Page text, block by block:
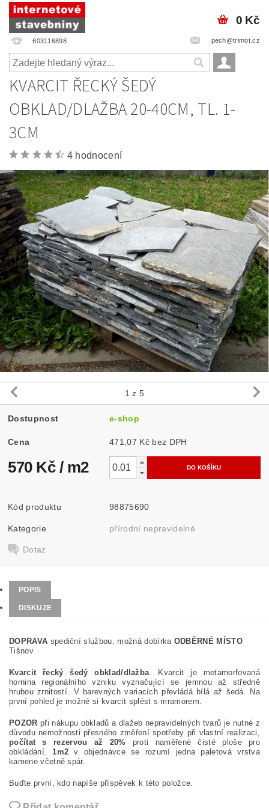
603116898 pech@trimot.cz
0 Kč
KVARCIT ŘECKÝ ŠEDÝ
OBKLAD/DLAŽBA 20-40CM, TL. 1-
3CM
4 hodnocení
1 z 5
Dostupnost e-shop
Cena 471,07 Kč bez DPH
570 Kč / m2
Kód produktu 98875690
Kategorie přírodní nepravidelné
Dotaz
POPIS
DISKUZE
DOPRAVA spediční službou, možná dobírka ODBĚRNÉ MÍSTO
Tišnov
Kvarcit řecký šedý obklad/dlažba. Kvarcit je metamorfovaná
hornina regionálního vzniku vyznačující se jemnou až středně
hrubou zrnitostí. V barevných variacích převládá bílá až šedá. Na
první pohled je možné si kvarcit splést s mramorem.
POZOR při nákupu obkladů a dlažeb nepravidelných tvarů je nutné z
důvodu nemožnosti přesného změření spotřeby při vlastní realizaci,
počítat s rezervou až 20% proti naměřené čisté ploše pro
obkládání. 1m2 v objednávce se rozumí jedna paletová vrstva
kamene včetně spár.
Buďte první, kdo napíše příspěvek k této položce.